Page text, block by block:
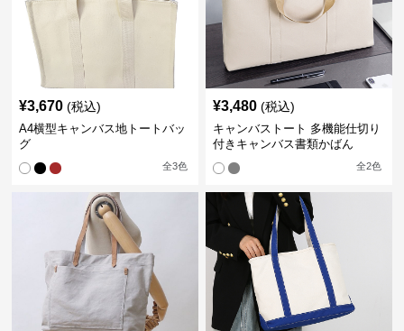
¥3,670 (税込)
A4横型キャンバス地トートバッ
グ
全3色
¥3,480 (税込)
キャンバストート 多機能仕切り
付きキャンバス書類かばん
全2色